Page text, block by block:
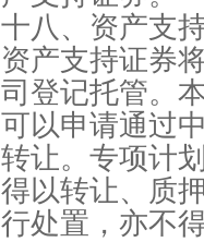
十八、资产支
资产支持证券
司登记托管。
可以申请通过
转让。专项计
得以转让、质
行处置，亦不